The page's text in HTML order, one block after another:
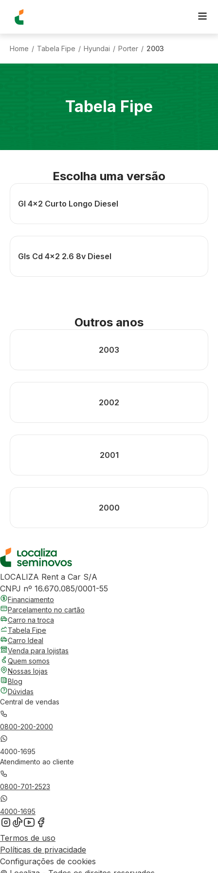
Home / Tabela Fipe / Hyundai / Porter / 2003
Tabela Fipe
Escolha uma versão
Gl 4x2 Curto Longo Diesel
Gls Cd 4x2 2.6 8v Diesel
Outros anos
2003
2002
2001
2000
LOCALIZA Rent a Car S/A
CNPJ nº 16.670.085/0001-55
Financiamento
Parcelamento no cartão
Carro na troca
Tabela Fipe
Carro Ideal
Venda para lojistas
Quem somos
Nossas lojas
Blog
Dúvidas
Central de vendas
0800-200-2000
4000-1695
Atendimento ao cliente
0800-701-2523
4000-1695
Termos de uso
Políticas de privacidade
Configurações de cookies